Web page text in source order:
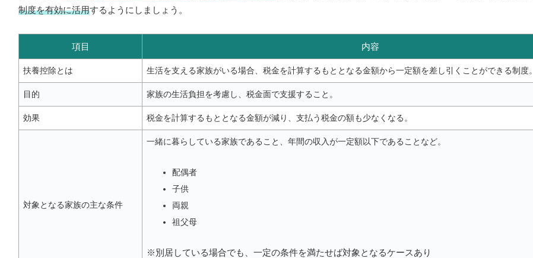
制度を有効に活用するようにしましょう。
項目 内容
扶養控除とは 生活を支える家族がいる場合、税金を計算するもととなる金額から一定額を差し引くことができる制度。
目的 家族の生活負担を考慮し、税金面で支援すること。
効果 税金を計算するもととなる金額が減り、支払う税金の額も少なくなる。
対象となる家族の主な条件
一緒に暮らしている家族であること、年間の収入が一定額以下であることなど。
配偶者
子供
両親
祖父母
※別居している場合でも、一定の条件を満たせば対象となるケースあり